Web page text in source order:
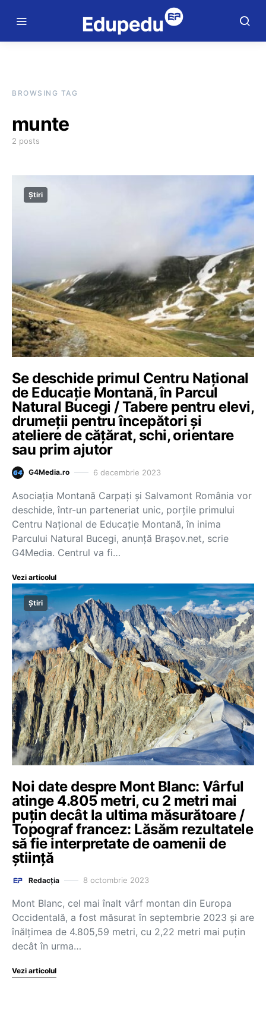
BROWSING TAG
munte
2 posts
Știri
Se deschide primul Centru Naţional
de Educaţie Montană, în Parcul
Natural Bucegi / Tabere pentru elevi,
drumeţii pentru începători şi
ateliere de căţărat, schi, orientare
sau prim ajutor
G4Media.ro 6 decembrie 2023
Asociaţia Montană Carpaţi şi Salvamont România vor
deschide, într-un parteneriat unic, porţile primului
Centru Naţional de Educaţie Montană, în inima
Parcului Natural Bucegi, anunță Brașov.net, scrie
G4Media. Centrul va fi…
Vezi articolul
Știri
Noi date despre Mont Blanc: Vârful
atinge 4.805 metri, cu 2 metri mai
puțin decât la ultima măsurătoare /
Topograf francez: Lăsăm rezultatele
să fie interpretate de oamenii de
știință
Redacția 8 octombrie 2023
Mont Blanc, cel mai înalt vârf montan din Europa
Occidentală, a fost măsurat în septembrie 2023 şi are
înălţimea de 4.805,59 metri, cu 2,22 metri mai puţin
decât în urma…
Vezi articolul